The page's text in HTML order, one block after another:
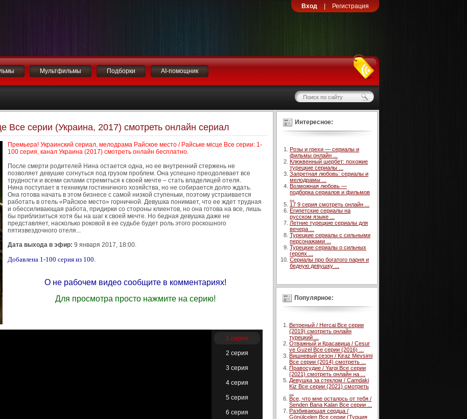
Вход Регистрация
Мультфильмы Подборки AI-помощник
Все серии (Украина, 2017) смотреть онлайн сериал
Премьера! Украинский сериал, мелодрама Райское место / Райське місце Все серии: 1-
100 серия, канал Украина (2017) смотреть онлайн бесплатно.
После смерти родителей Нина остается одна, но ее внутренний стержень не
позволяет девушке согнуться под грузом проблем. Она успешно преодолевает все
трудности и всеми силами стремиться к своей мечте – стать владелицей отеля.
Нина поступает в техникум гостиничного хозяйства, но не собирается долго ждать.
Она готова начать в этом бизнесе с самой низкой ступеньки, поэтому устраивается
работать в отель «Райское место» горничной. Девушка понимает, что ее ждет трудная
и обессиливающая работа, придирки со стороны клиентов, но она готова на все, лишь
бы приблизиться хотя бы на шаг к своей мечте. Но бедная девушка даже не
представляет, насколько роковой в ее судьбе будет роль этого роскошного
пятизвездочного отеля...
Дата выхода в эфир: 9 января 2017, 18:00.
Добавлена 1-100 серия из 100.
О не рабочем видео сообщите в комментариях!
Для просмотра просто нажмите на серию!
1 серия
2 серия
3 серия
4 серия
5 серия
6 серия
Интересное:
Розы и грехи — сериалы и
фильмы онлайн ...
Клюквенный шербет: похожие
турецкие сериалы ...
Запретная любовь: сериалы и
мелодрамы ...
Возможная любовь —
подборка сериалов и фильмов
17 9 серия смотреть онлайн ...
Египетские сериалы на
русском языке ...
Летние турецкие сериалы для
вечера ...
Турецкие сериалы с сильными
персонажами ...
Турецкие сериалы о сильных
героях ...
Сериалы про богатого парня и
бедную девушку ...
Популярное:
Ветреный / Hercai Все серии
(2019) смотреть онлайн
турецкий ...
Отважный и Красавица / Cesur
ve Guzel Все серии (2016) ...
Вишневый сезон / Kiraz Mevsimi
Все серии (2014) смотреть ...
Правосудие / Yargi Все серии
(2021) смотреть онлайн на ...
Девушка за стеклом / Camdaki
Kiz Все серии (2021) смотреть
Все, что мне осталось от тебя /
Senden Bana Kalan Все серии ...
Разбивающая сердца /
Gönülçelen Все серии (Турция